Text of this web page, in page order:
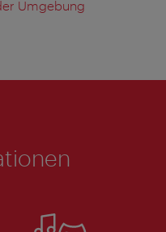
Umgebung